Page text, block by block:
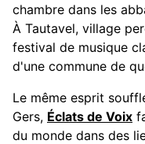
chambre dans les
À Tautavel, village
festival de musique
d'une commune de
Le même esprit
Gers, Éclats de Voix
du monde dans des